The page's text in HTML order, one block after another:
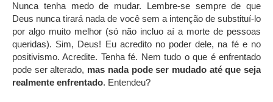
Nunca tenha medo de mudar. Lembre-se sempre de que
Deus nunca tirará nada de você sem a intenção de substituí-lo
por algo muito melhor (só não incluo aí a morte de pessoas
queridas). Sim, Deus! Eu acredito no poder dele, na fé e no
positivismo. Acredite. Tenha fé. Nem tudo o que é enfrentado
pode ser alterado, mas nada pode ser mudado até que seja
realmente enfrentado. Entendeu?